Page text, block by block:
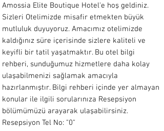
Amossia Elite Boutique Hotel'e hoş geldiniz.
Sizleri Otelimizde misafir etmekten büyük
mutluluk duyuyoruz. Amacımız otelimizde
kaldığınız süre içerisinde sizlere kaliteli ve
keyifli bir tatil yaşatmaktır. Bu otel bilgi
rehberi, sunduğumuz hizmetlere daha kolay
ulaşabilmenizi sağlamak amacıyla
hazırlanmıştır. Bilgi rehberi içinde yer almayan
konular ile ilgili sorularınıza Resepsiyon
bölümümüzü arayarak ulaşabilirsiniz.
Resepsiyon Tel No: "0"